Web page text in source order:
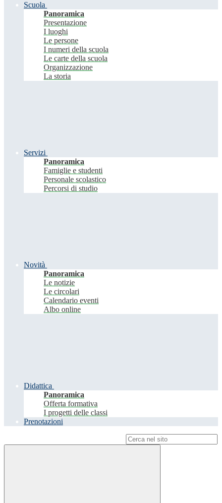
Scuola
Panoramica
Presentazione
I luoghi
Le persone
I numeri della scuola
Le carte della scuola
Organizzazione
La storia
Servizi
Panoramica
Famiglie e studenti
Personale scolastico
Percorsi di studio
Novità
Panoramica
Le notizie
Le circolari
Calendario eventi
Albo online
Didattica
Panoramica
Offerta formativa
I progetti delle classi
Prenotazioni